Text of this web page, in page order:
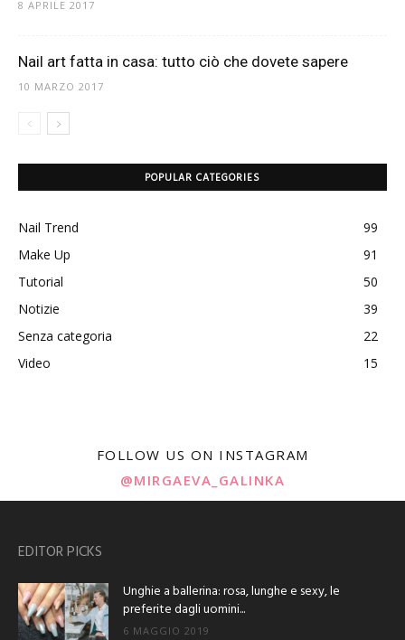
8 APRILE 2017
Nail art fatta in casa: tutto ciò che dovete sapere
10 MARZO 2017
POPULAR CATEGORIES
Nail Trend
99
Make Up
91
Tutorial
50
Notizie
39
Senza categoria
22
Video
15
FOLLOW US ON INSTAGRAM
@MIRGAEVA_GALINKA
EDITOR PICKS
Unghie a ballerina: rosa, lunghe e sexy, le
preferite dagli uomini...
6 MAGGIO 2019